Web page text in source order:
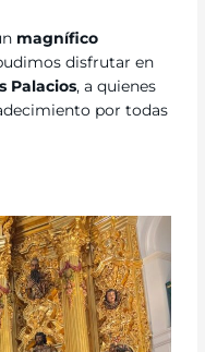
magnífico
disfrutar en
Palacios, a quienes
por todas